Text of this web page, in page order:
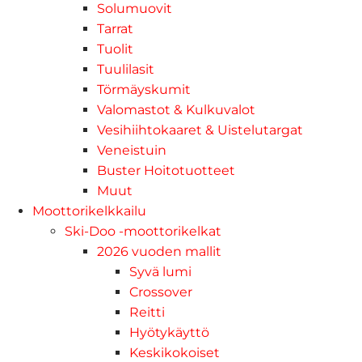
Solumuovit
Tarrat
Tuolit
Tuulilasit
Törmäyskumit
Valomastot & Kulkuvalot
Vesihiihtokaaret & Uistelutargat
Veneistuin
Buster Hoitotuotteet
Muut
Moottorikelkkailu
Ski-Doo -moottorikelkat
2026 vuoden mallit
Syvä lumi
Crossover
Reitti
Hyötykäyttö
Keskikokoiset